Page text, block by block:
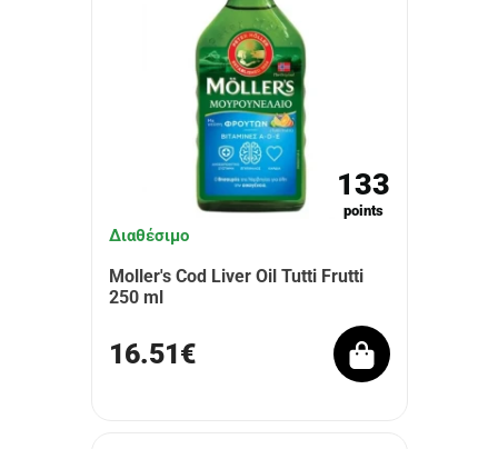
133
points
Διαθέσιμο
Moller's Cod Liver Oil Tutti Frutti
250 ml
16.51€